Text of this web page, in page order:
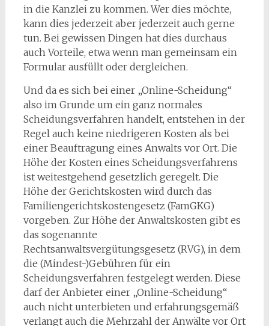
in die Kanzlei zu kommen. Wer dies möchte,
kann dies jederzeit aber jederzeit auch gerne
tun. Bei gewissen Dingen hat dies durchaus
auch Vorteile, etwa wenn man gemeinsam ein
Formular ausfüllt oder dergleichen.
Und da es sich bei einer „Online-Scheidung“
also im Grunde um ein ganz normales
Scheidungsverfahren handelt, entstehen in der
Regel auch keine niedrigeren Kosten als bei
einer Beauftragung eines Anwalts vor Ort. Die
Höhe der Kosten eines Scheidungsverfahrens
ist weitestgehend gesetzlich geregelt. Die
Höhe der Gerichtskosten wird durch das
Familiengerichtskostengesetz (FamGKG)
vorgeben. Zur Höhe der Anwaltskosten gibt es
das sogenannte
Rechtsanwaltsvergütungsgesetz (RVG), in dem
die (Mindest-)Gebühren für ein
Scheidungsverfahren festgelegt werden. Diese
darf der Anbieter einer „Online-Scheidung“
auch nicht unterbieten und erfahrungsgemäß
verlangt auch die Mehrzahl der Anwälte vor Ort